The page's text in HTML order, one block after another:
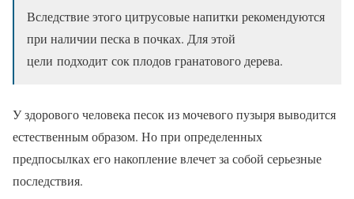
Вследствие этого цитрусовые напитки рекомендуются
при наличии песка в почках. Для этой
цели подходит сок плодов гранатового дерева.
У здорового человека песок из мочевого пузыря выводится
естественным образом. Но при определенных
предпосылках его накопление влечет за собой серьезные
последствия.